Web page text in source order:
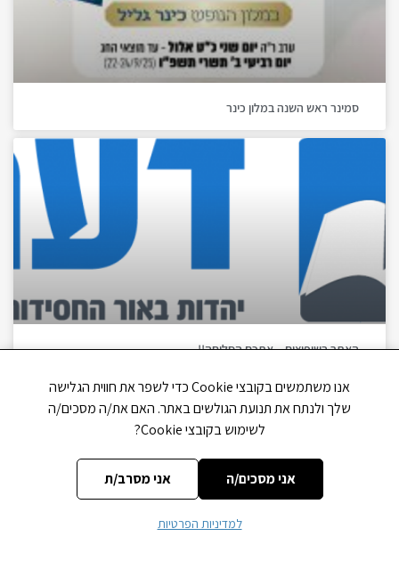
סמינר ראש השנה במלון כינר
האתר בשיפוצים – אתכם הסליחה!!
אנו משתמשים בקובצי Cookie כדי לשפר את חווית הגלישה
שלך ולנתח את תנועת הגולשים באתר. האם את/ה מסכים/ה
לשימוש בקובצי Cookie?
אני מסכים/ה אני מסרב/ת
למדיניות הפרטיות